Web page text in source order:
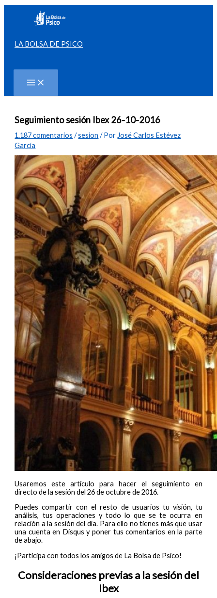
contenido
LA BOLSA DE PSICO
Seguimiento sesión Ibex 26-10-2016
1.187 comentarios /sesion / Por José Carlos Estévez
García
Usaremos este artículo para hacer el seguimiento en
directo de la sesión del 26 de octubre de 2016.
Puedes compartir con el resto de usuarios tu visión, tu
análisis, tus operaciones y todo lo que se te ocurra en
relación a la sesión del día. Para ello no tienes más que usar
una cuenta en Disqus y poner tus comentarios en la parte
de abajo.
¡Participa con todos los amigos de La Bolsa de Psico!
Consideraciones previas a la sesión del
Ibex